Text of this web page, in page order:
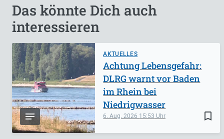
Das könnte Dich auch
interessieren
AKTUELLES
bookmark_border
6. Aug. 2026 15:53
Achtung Lebensgefahr:
DLRG warnt vor Baden
im Rhein bei
Niedrigwasser